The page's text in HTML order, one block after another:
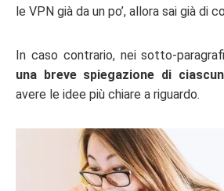
le VPN già da un po’, allora sai già di
In caso contrario, nei sotto-
una breve spiegazione di
avere le idee più chiare a riguardo.